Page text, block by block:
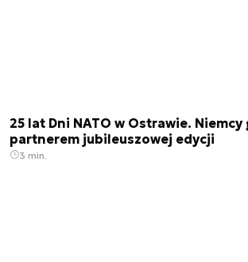
25 lat Dni NATO w Ostrawie. Niemcy
partnerem jubileuszowej edycji
3 min.